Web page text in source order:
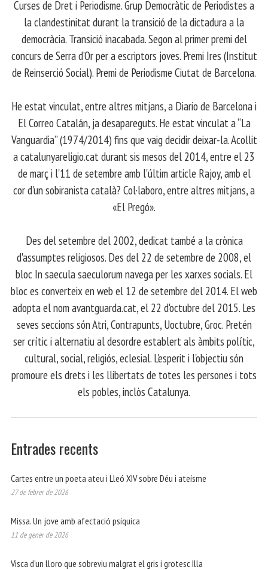
Curses de Dret i Periodisme. Grup Democràtic de Periodistes a
la clandestinitat durant la transició de la dictadura a la
democràcia. Transició inacabada. Segon al primer premi del
concurs de Serra d’Or per a escriptors joves. Premi Ires (Institut
de Reinserció Social). Premi de Periodisme Ciutat de Barcelona.
​ He estat vinculat, entre altres mitjans, a Diario de Barcelona i
El Correo Catalán, ja desapareguts. He estat vinculat a “La
Vanguardia” (1974/2014) fins que vaig decidir deixar-la. Acollit
a catalunyareligio.cat durant sis mesos del 2014, entre el 23
de març i l'11 de setembre amb l'últim article Rajoy, amb el
cor d'un sobiranista català? Col·laboro, entre altres mitjans, a
«El Pregó».
​ Des del setembre del 2002, dedicat també a la crònica
d'assumptes religiosos. Des del 22 de setembre de 2008, el
bloc In saecula saeculorum navega per les xarxes socials. El
bloc es converteix en web el 12 de setembre del 2014. El web
adopta el nom avantguarda.cat, el 22 d'octubre del 2015. Les
seves seccions són Atri, Contrapunts, Uoctubre, Groc. Pretén
ser crític i alternatiu al desordre establert als àmbits polític,
cultural, social, religiós, eclesial. L'esperit i l'objectiu són
promoure els drets i les llibertats de totes les persones i tots
els pobles, inclòs Catalunya.
Entrades recents
Cartes entre un poeta ateu i Lleó XIV sobre Déu i ateísme
27 de febrer de 2026
Missa. Un jove amb afectació psíquica
11 de gener de 2026
Visca d’un lloro que sobreviu malgrat el gris i grotesc Illa